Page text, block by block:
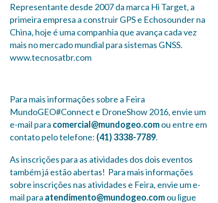
Representante desde 2007 da marca Hi Target, a
primeira empresa a construir GPS e Echosounder na
China, hoje é uma companhia que avança cada vez
mais no mercado mundial para sistemas GNSS.
www.tecnosatbr.com
Para mais informações sobre a Feira
MundoGEO#Connect e DroneShow 2016, envie um
e-mail para comercial@mundogeo.comou entre em
contato pelo telefone: (41) 3338-7789.
As inscrições para as atividades dos dois eventos
também já estão abertas! Para mais informações
sobre inscrições nas atividades e Feira, envie um e-
mail para atendimento@mundogeo.comou ligue